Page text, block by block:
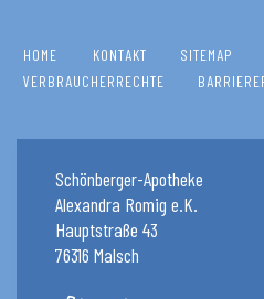
HOME KONTAKT SITEMAP
VERBRAUCHERRECHTE
Schönberger-Apotheke
Alexandra Romig e.K.
Hauptstraße 43
76316 Malsch